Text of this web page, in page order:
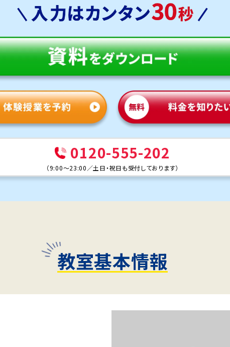
0120-555-202
（9:00～23:00 ／土日・祝日も受付しております）
教室基本情報